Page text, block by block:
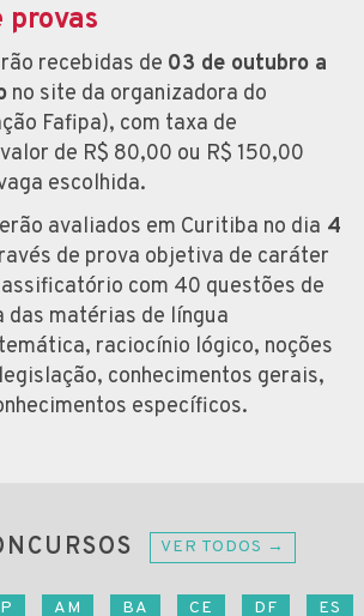
provas
recebidas de 03 de outubro a
no site da organizadora do
Fafipa), com taxa de
de R$ 80,00 ou R$ 150,00
escolhida.
avaliados em Curitiba no dia 4
de prova objetiva de caráter
com 40 questões de
das matérias de língua
raciocínio lógico, noções
conhecimentos gerais,
específicos.
VER TODOS →
AM BA CE DF ES